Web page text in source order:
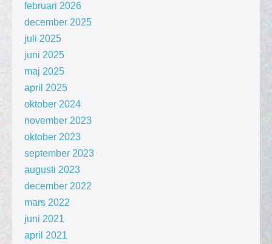
februari 2026
december 2025
juli 2025
juni 2025
maj 2025
april 2025
oktober 2024
november 2023
oktober 2023
september 2023
augusti 2023
december 2022
mars 2022
juni 2021
april 2021